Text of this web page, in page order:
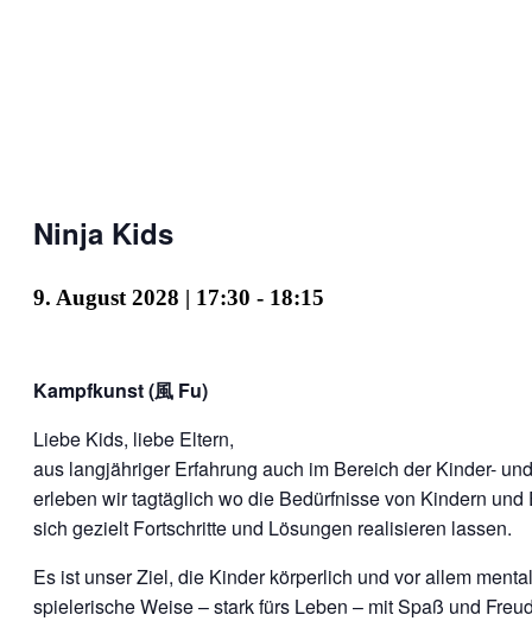
Ninja Kids
9. August 2028 | 17:30 - 18:15
Kampfkunst (風 Fu)
Liebe Kids, liebe Eltern,
aus langjähriger Erfahrung auch im Bereich der Kinder-
erleben wir tagtäglich wo die Bedürfnisse von Kindern
sich gezielt Fortschritte und Lösungen realisieren lassen.
Es ist unser Ziel, die Kinder körperlich und vor allem
spielerische Weise – stark fürs Leben – mit Spaß und